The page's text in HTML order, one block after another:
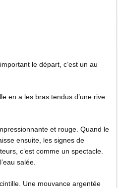
le départ, c’est un au
en a les bras tendus d’une rive
et rouge. Quand le
ensuite, les signes de
c’est comme un spectacle.
salée.
Une mouvance argentée